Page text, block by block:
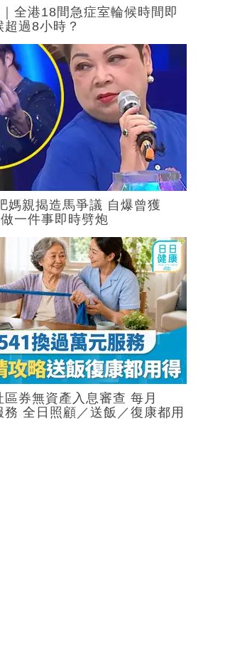
全港18間急症室輪候時間即
過8小時？
媽親揭造馬爭議 自爆曾獲
一件事即時劈炮
券無資產入息審查 每月
全日照顧／送飯／復康都用